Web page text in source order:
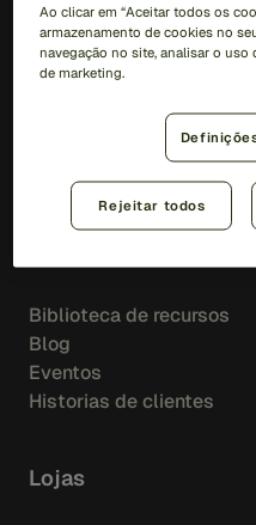
New Account Fraud
Account Monitoring
Account Opening
AML Transaction
Watchlist Screening
Biblioteca de recursos
Blog
Eventos
Historias de clientes
Lojas
Ao clicar em “Aceitar todos os
armazenamento de cookies no
navegação no site, analisar o
de marketing.
Rejeitar todos